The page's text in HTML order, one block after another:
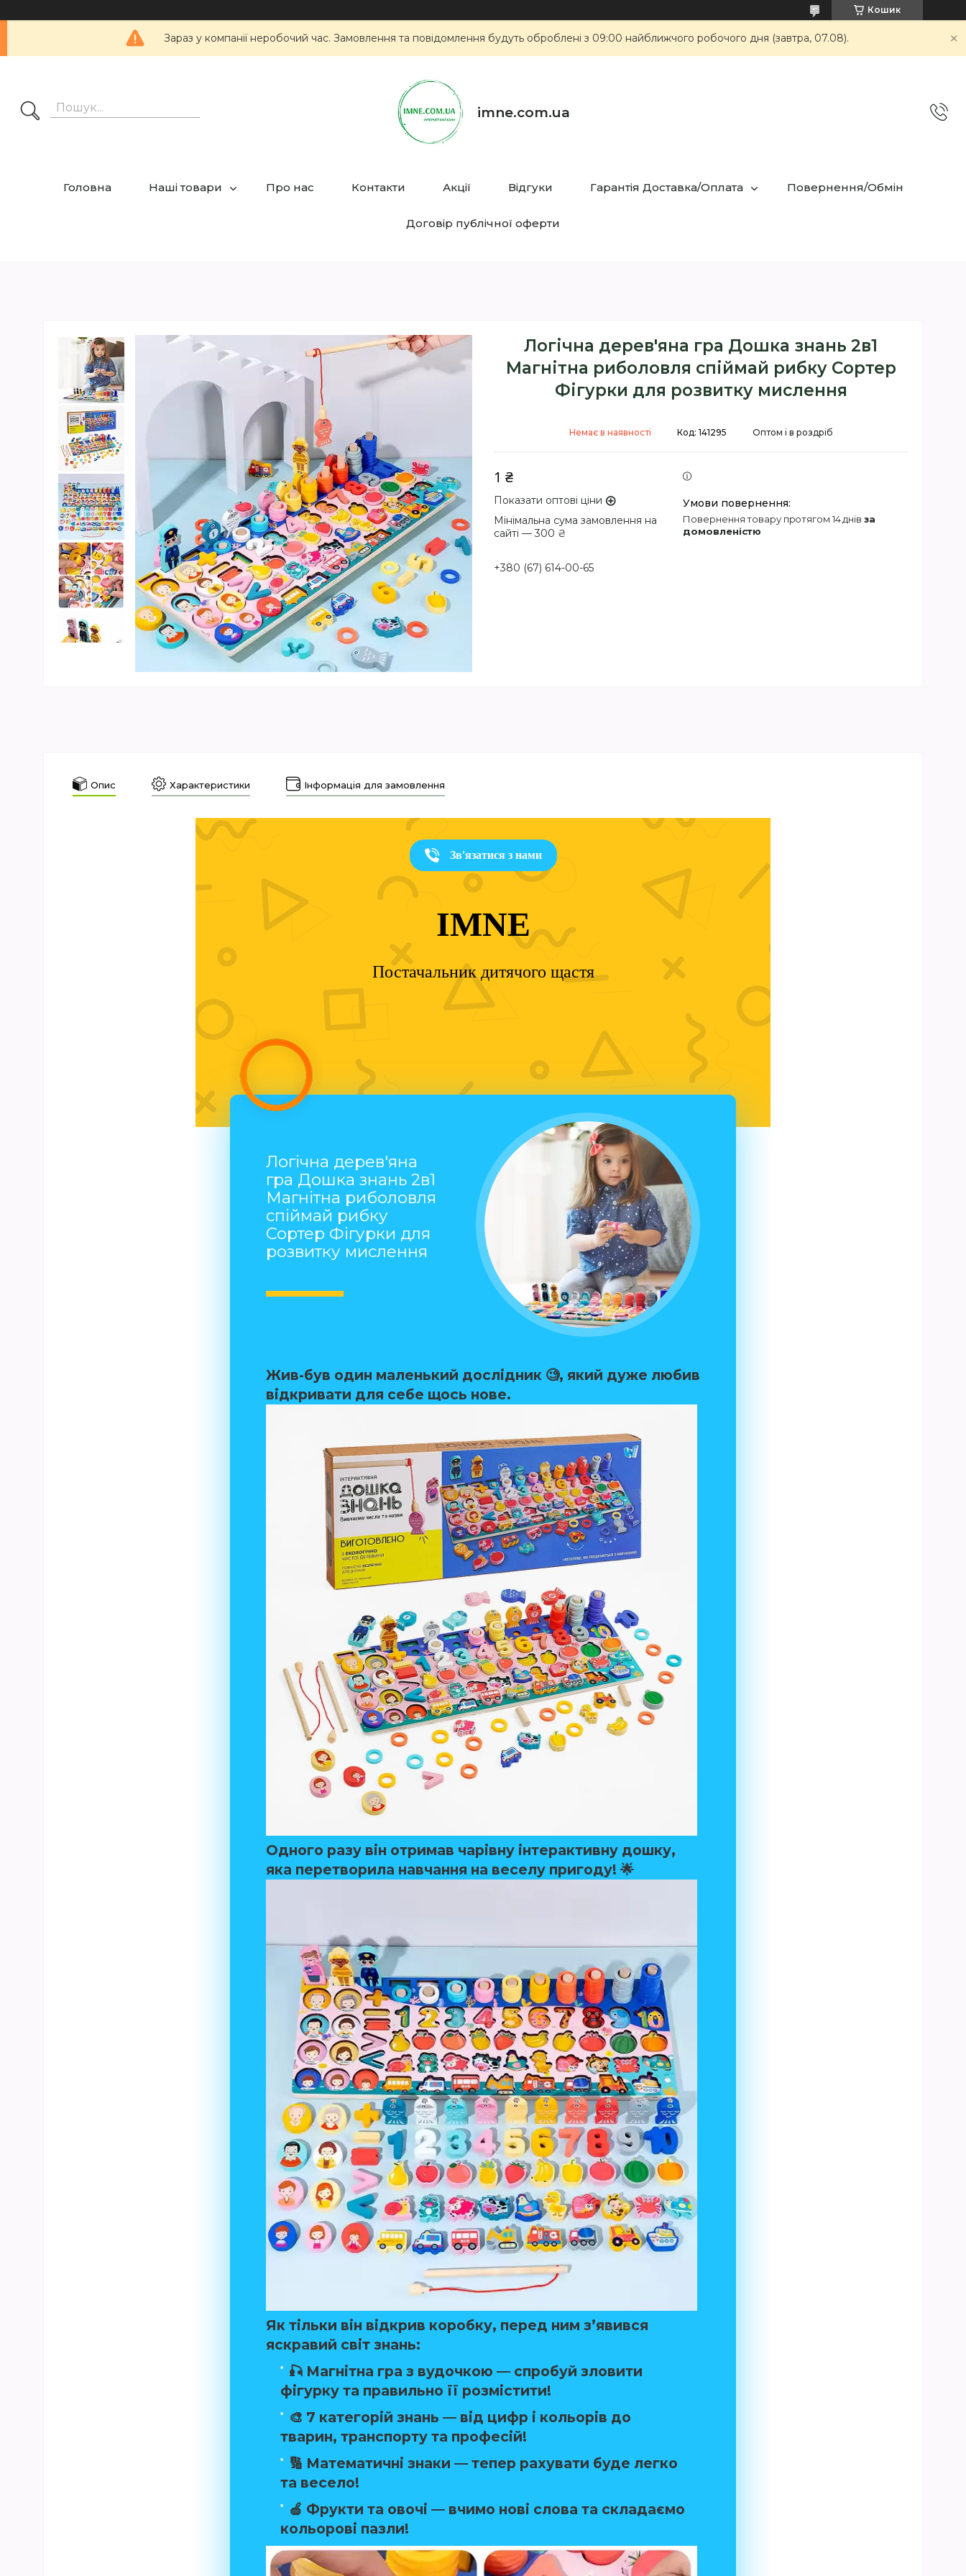
Кошик
Зараз у компанії неробочий час. Замовлення та повідомлення будуть оброблені з 09:00 найближчого робочого дня (завтра, 07.08).
imne.com.ua
Головна Наші товари Про нас Контакти Акції Відгуки Гарантія Доставка/Оплата Повернення/Обмін
Договір публічної оферти
Логічна дерев'яна гра Дошка знань 2в1
Магнітна риболовля спіймай рибку Сортер
Фігурки для розвитку мислення
Немає в наявності Оптом і в роздріб
Код: 141295
1 ₴
Показати оптові ціни
Мінімальна сума замовлення на
сайті — 300 ₴
+380 (67) 614-00-65
повернення товару протягом 14 днів за
домовленістю
Опис Характеристики Інформація для замовлення
Зв'язатися з нами
IMNE
Постачальник дитячого щастя
Логічна дерев'яна
гра Дошка знань 2в1
Магнітна риболовля
спіймай рибку
Сортер Фігурки для
розвитку мислення
Жив-був один маленький дослідник 🧐, який дуже любив
відкривати для себе щось нове.
Одного разу він отримав чарівну інтерактивну дошку,
яка перетворила навчання на веселу пригоду! 🌟
Як тільки він відкрив коробку, перед ним з’явився
яскравий світ знань:
🎣 Магнітна гра з вудочкою — спробуй зловити
фігурку та правильно її розмістити!
🎨 7 категорій знань — від цифр і кольорів до
тварин, транспорту та професій!
🔢 Математичні знаки — тепер рахувати буде легко
та весело!
🍏 Фрукти та овочі — вчимо нові слова та складаємо
кольорові пазли!